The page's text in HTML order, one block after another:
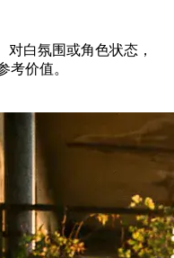
白氛围或角色状态，
考价值。